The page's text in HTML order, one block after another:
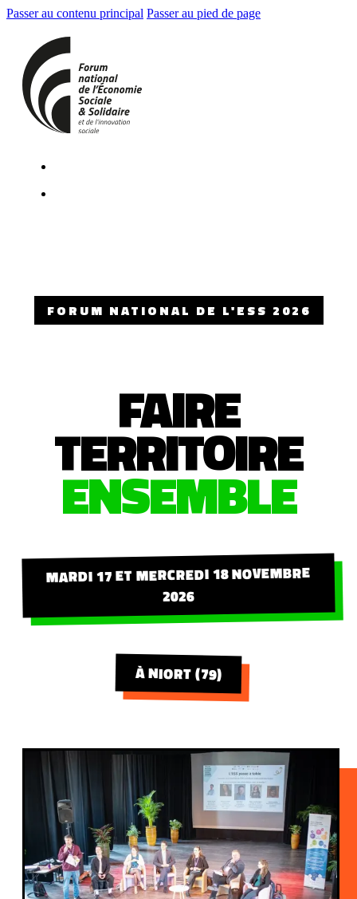
Passer au contenu principal Passer au pied de page
FORUM NATIONAL DE L'ESS 2026
FAIRE
TERRITOIRE
ENSEMBLE
MARDI 17 ET MERCREDI 18 NOVEMBRE
2026
À NIORT (79)